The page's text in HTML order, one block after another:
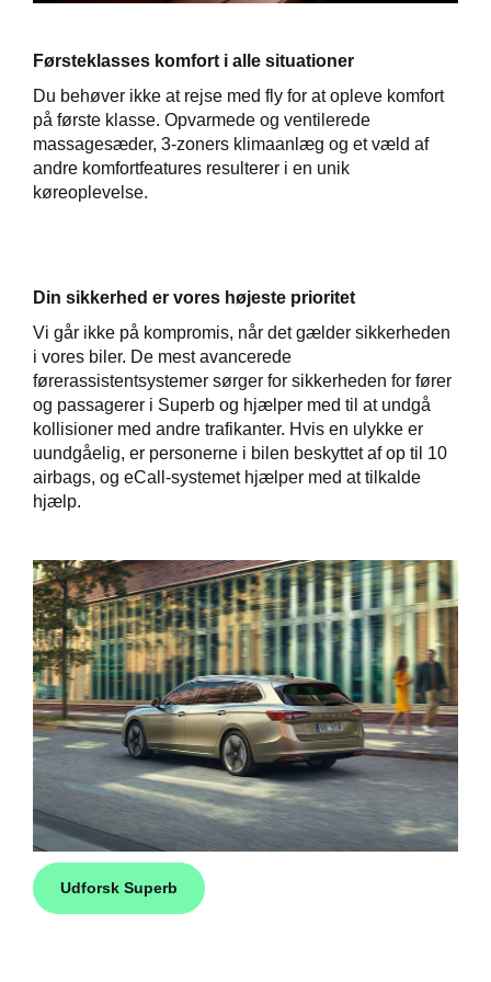
Førsteklasses komfort i alle situationer
Du behøver ikke at rejse med fly for at opleve komfort
på første klasse. Opvarmede og ventilerede
massagesæder, 3-zoners klimaanlæg og et væld af
andre komfortfeatures resulterer i en unik
køreoplevelse.
Din sikkerhed er vores højeste prioritet
Vi går ikke på kompromis, når det gælder sikkerheden
i vores biler. De mest avancerede
førerassistentsystemer sørger for sikkerheden for fører
og passagerer i Superb og hjælper med til at undgå
kollisioner med andre trafikanter. Hvis en ulykke er
uundgåelig, er personerne i bilen beskyttet af op til 10
airbags, og eCall-systemet hjælper med at tilkalde
hjælp.
Udforsk Superb